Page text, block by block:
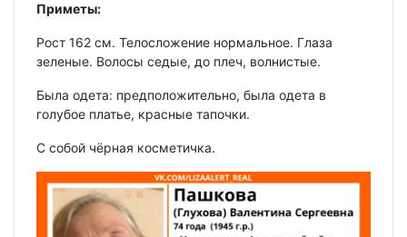
Приметы:
Рост 162 см. Телосложение нормальное. Глаза
зеленые. Волосы седые, до плеч, волнистые.
Была одета: предположительно, была одета в
голубое платье, красные тапочки.
С собой чёрная косметичка.